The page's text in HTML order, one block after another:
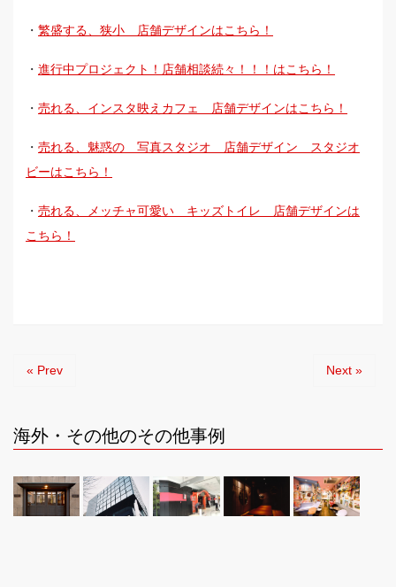
・ 繁盛する、狭小 店舗デザインはこちら！
・ 進行中プロジェクト！店舗相談続々！！！はこちら！
・ 売れる、インスタ映えカフェ 店舗デザインはこちら！
・ 売れる、魅惑の 写真スタジオ 店舗デザイン スタジオ
ビーはこちら！
・ 売れる、メッチャ可愛い キッズトイレ 店舗デザインは
こちら！
« Prev Next »
海外・その他のその他事例